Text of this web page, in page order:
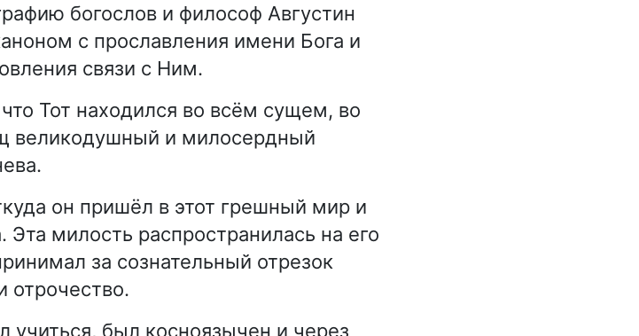
богослов и философ Августин
с прославления имени Бога и
связи с Ним.
Тот находился во всём сущем, во
великодушный и милосердный
он пришёл в этот грешный мир и
милость распространилась на его
за сознательный отрезок
отрочество.
учиться, был косноязычен и через